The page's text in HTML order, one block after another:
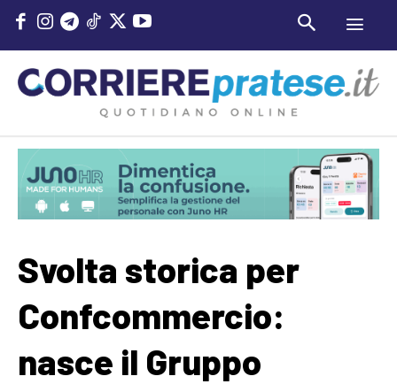
Svolta storica per
Confcommercio:
nasce il Gruppo